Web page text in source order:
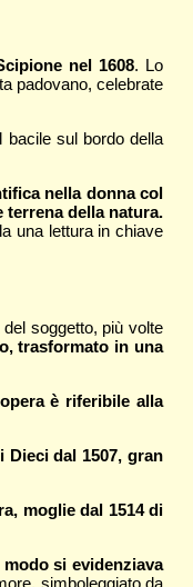
nel 1608. Lo
padovano, celebrate
bacile sul bordo della
nella donna col
terrena della natura.
una lettura in chiave
soggetto, più volte
trasformato in una
è riferibile alla
dal 1507, gran
moglie dal 1514 di
si evidenziava